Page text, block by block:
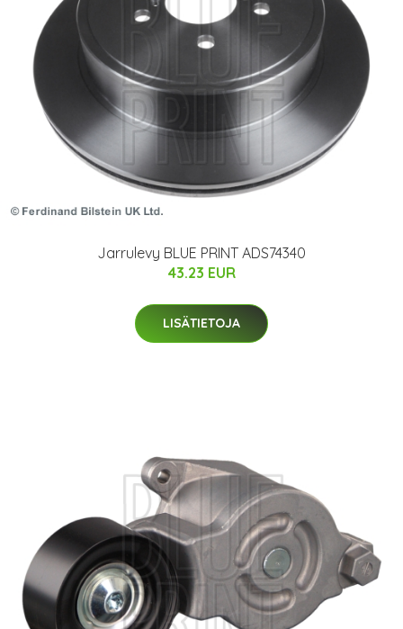
Jarrulevy BLUE PRINT ADS74340
43.23 EUR
LISÄTIETOJA